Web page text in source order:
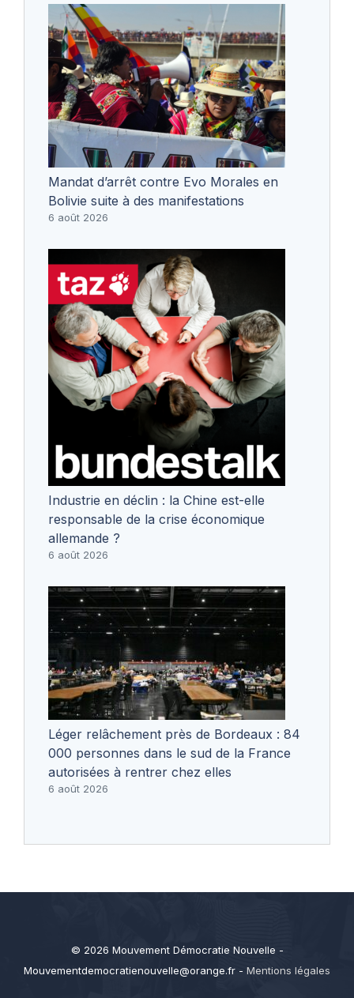
Mandat d’arrêt contre Evo Morales en
Bolivie suite à des manifestations
6 août 2026
Industrie en déclin : la Chine est-elle
responsable de la crise économique
allemande ?
6 août 2026
Léger relâchement près de Bordeaux : 84
000 personnes dans le sud de la France
autorisées à rentrer chez elles
6 août 2026
© 2026 Mouvement Démocratie Nouvelle -
Mouvementdemocratienouvelle@orange.fr - Mentions légales